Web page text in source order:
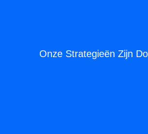
Onze Strategieën Zijn